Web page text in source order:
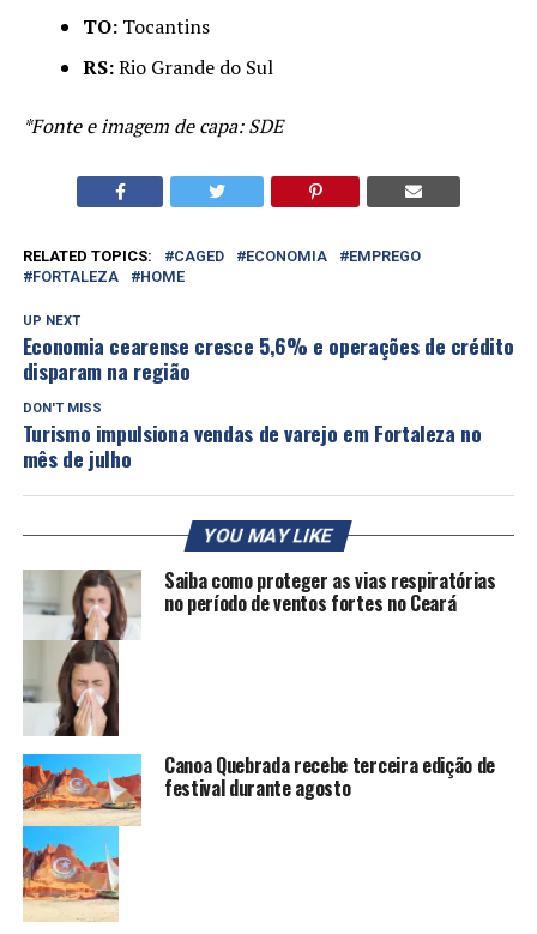
TO:Tocantins
RS:Rio Grande do Sul
*Fonte e imagem de capa: SDE
RELATED TOPICS: CAGED ECONOMIA
EMPREGO
FORTALEZA
HOME
UP NEXT
Economia cearense cresce 5,6% e operações de crédito
disparam na região
DON'T MISS
Turismo impulsiona vendas de varejo em Fortaleza no
mês de julho
YOU MAY LIKE
Saiba como proteger as vias respiratórias
no período de ventos fortes no Ceará
Canoa Quebrada recebe terceira edição de
festival durante agosto